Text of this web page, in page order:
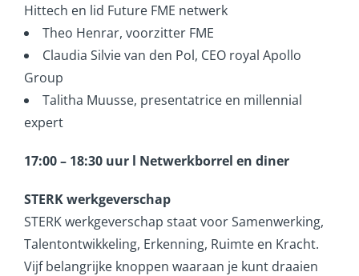
Hittech en lid Future FME netwerk
Theo Henrar, voorzitter FME
Claudia Silvie van den Pol, CEO royal Apollo
Group
Talitha Muusse, presentatrice en millennial
expert
17:00 – 18:30 uur l Netwerkborrel en diner
STERK werkgeverschap
STERK werkgeverschap staat voor Samenwerking,
Talentontwikkeling, Erkenning, Ruimte en Kracht.
Vijf belangrijke knoppen waaraan je kunt draaien